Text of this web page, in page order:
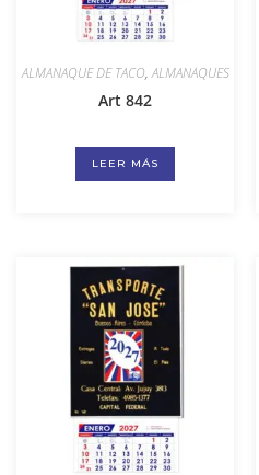
ALMANAQUE DE TACO,ALMANAQUES
Art 842
LEER MÁS